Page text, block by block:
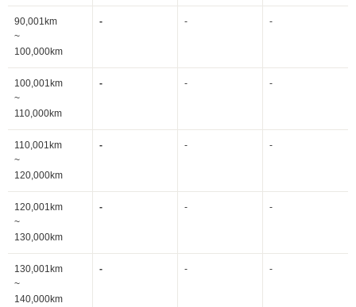
90,001km
~
100,000km
- - -
100,001km
~
110,000km
- - -
110,001km
~
120,000km
- - -
120,001km
~
130,000km
- - -
130,001km
~
140,000km
- - -